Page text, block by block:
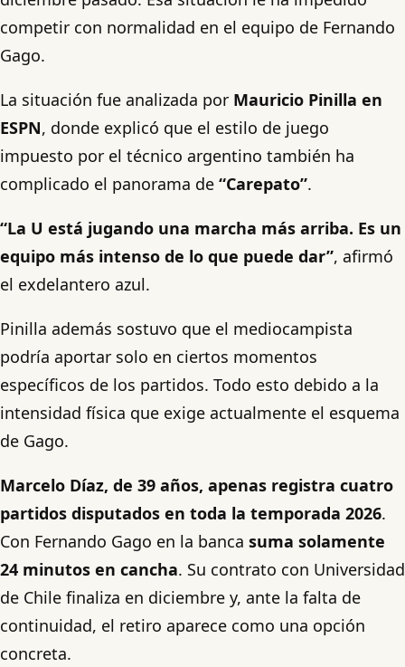
competir con normalidad en el equipo de Fernando
Gago.
La situación fue analizada por Mauricio Pinilla en
ESPN, donde explicó que el estilo de juego
impuesto por el técnico argentino también ha
complicado el panorama de “Carepato”.
“La U está jugando una marcha más arriba. Es un
equipo más intenso de lo que puede dar”, afirmó
el exdelantero azul.
Pinilla además sostuvo que el mediocampista
podría aportar solo en ciertos momentos
específicos de los partidos. Todo esto debido a la
intensidad física que exige actualmente el esquema
de Gago.
Marcelo Díaz, de 39 años, apenas registra cuatro
partidos disputados en toda la temporada 2026.
Con Fernando Gago en la banca suma solamente
24 minutos en cancha. Su contrato con Universidad
de Chile finaliza en diciembre y, ante la falta de
continuidad, el retiro aparece como una opción
concreta.